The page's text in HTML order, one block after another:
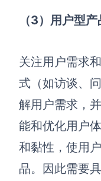
AI创作
创意与绘图
AI生成思维导图
AI生成流程图
AI生成用户旅程图
AI生成鱼骨图
AI生成甘特图
（3）用户型
关注用户需求
式（如访谈、
解用户需求，
能和优化用户
和黏性，使用
品。因此需要